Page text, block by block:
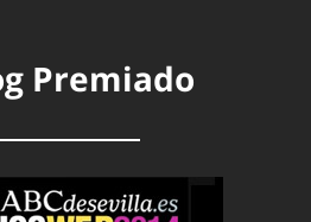
Premiado